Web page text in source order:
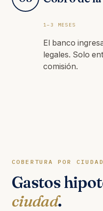
1–3 MESES
El banco
legales. Solo
comisión.
COBERTURA POR CIUDAD
Gastos
ciudad.